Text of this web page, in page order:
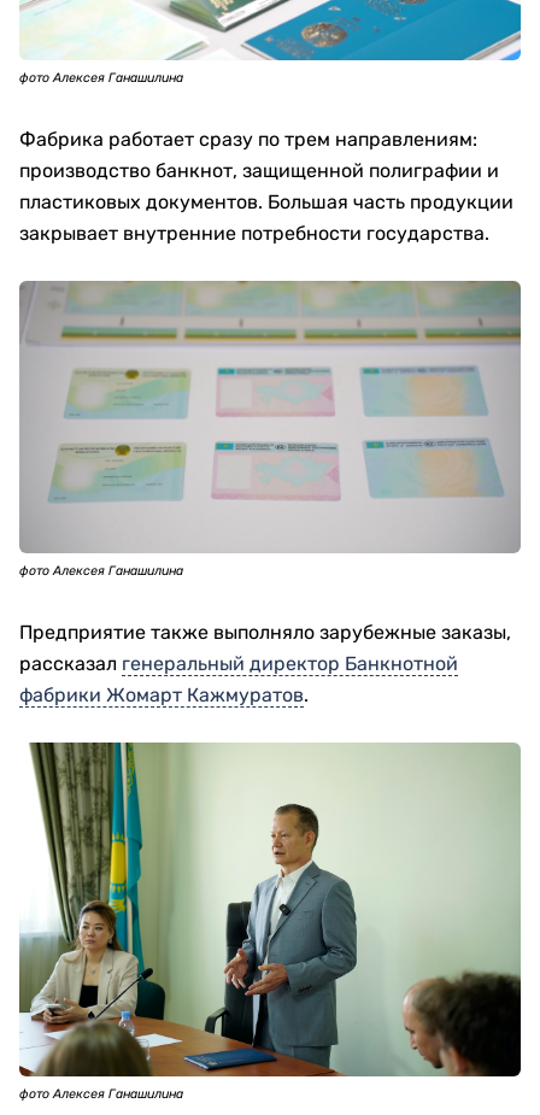
фото Алексея Ганашилина
Фабрика работает сразу по трем направлениям:
производство банкнот, защищенной полиграфии и
пластиковых документов. Большая часть продукции
закрывает внутренние потребности государства.
фото Алексея Ганашилина
Предприятие также выполняло зарубежные заказы,
рассказал генеральный директор Банкнотной
фабрики Жомарт Кажмуратов.
фото Алексея Ганашилина